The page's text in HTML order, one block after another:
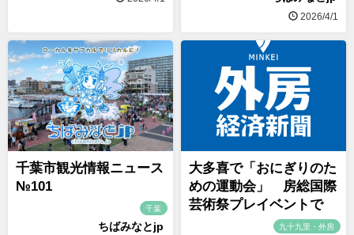
2026/4/1
千葉市観光情報ニュース
№101
千葉
ちばみなとjp
大多喜で「おにぎりのた
めの運動会」 房総国際
芸術祭プレイベントで
九十九里・外房